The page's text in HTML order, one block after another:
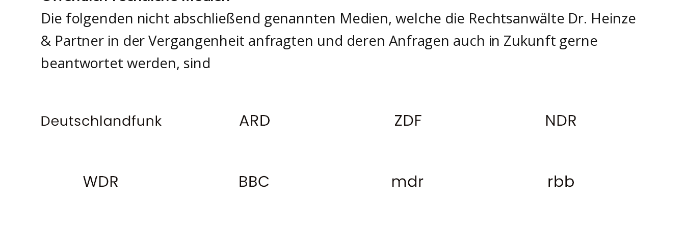
Die folgenden nicht abschließend genannten Medien, welche die Rechtsanwälte Dr. Heinze
& Partner in der Vergangenheit anfragten und deren Anfragen auch in Zukunft gerne
beantwortet werden, sind